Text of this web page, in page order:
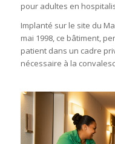
pour adultes en
Implanté sur le site du
mai 1998, ce bâtiment,
patient dans un cadre
nécessaire à la